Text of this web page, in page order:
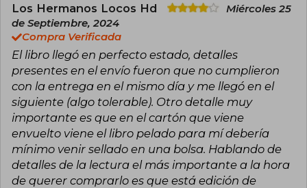
Los Hermanos Locos Hd
Miércoles 25
de Septiembre, 2024
Compra Verificada
El libro llegó en perfecto estado, detalles
presentes en el envío fueron que no cumplieron
con la entrega en el mismo día y me llegó en el
siguiente (algo tolerable). Otro detalle muy
importante es que en el cartón que viene
envuelto viene el libro pelado para mí debería
mínimo venir sellado en una bolsa. Hablando de
detalles de la lectura el más importante a la hora
de querer comprarlo es que está edición de